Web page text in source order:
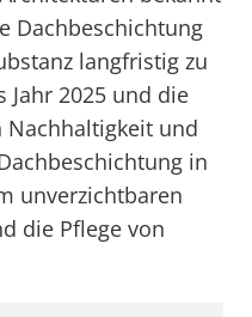
Dachbeschichtung
langfristig zu
Jahr 2025 und die
Nachhaltigkeit und
in
unverzichtbaren
die Pflege von